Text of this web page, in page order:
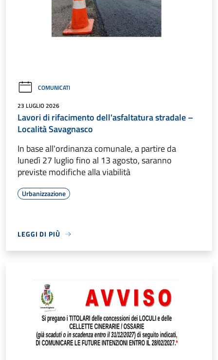
COMUNICATI
23 LUGLIO 2026
Lavori di rifacimento dell'asfaltatura stradale –
Località Savagnasco
In base all'ordinanza comunale, a partire da
lunedì 27 luglio fino al 13 agosto, saranno
previste modifiche alla viabilità
Urbanizzazione
LEGGI DI PIÙ